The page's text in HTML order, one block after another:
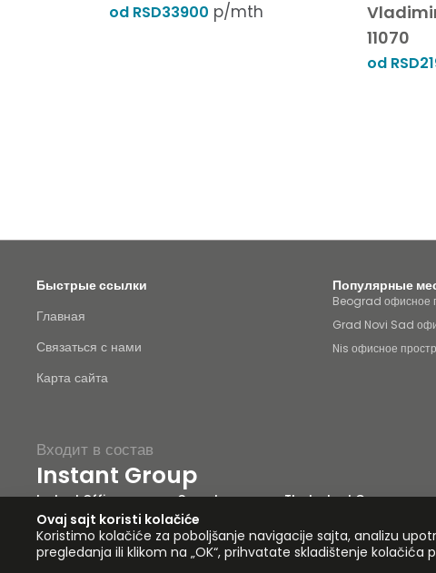
od RSD33900 p/mth
11070
od
Быстрые ссылки
Главная
Связаться с нами
Карта сайта
Популярные
Beograd офисное
Grad Novi Sad
Nis офисное
Instant Offices Coworker The Instant Group
Входит в состав
Instant Group
Карта сайта Условия Конфиденциальность
Ovaj sajt koristi kolačiće
Koristimo kolačiće za poboljšanje navigacije sajta, analizu
pregledanja ili klikom na „OK“, prihvatate skladištenje